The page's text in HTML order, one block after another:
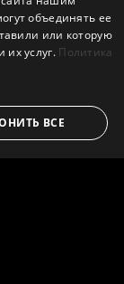
объединять ее
или которую
их услуг. Политика
ВСЕ